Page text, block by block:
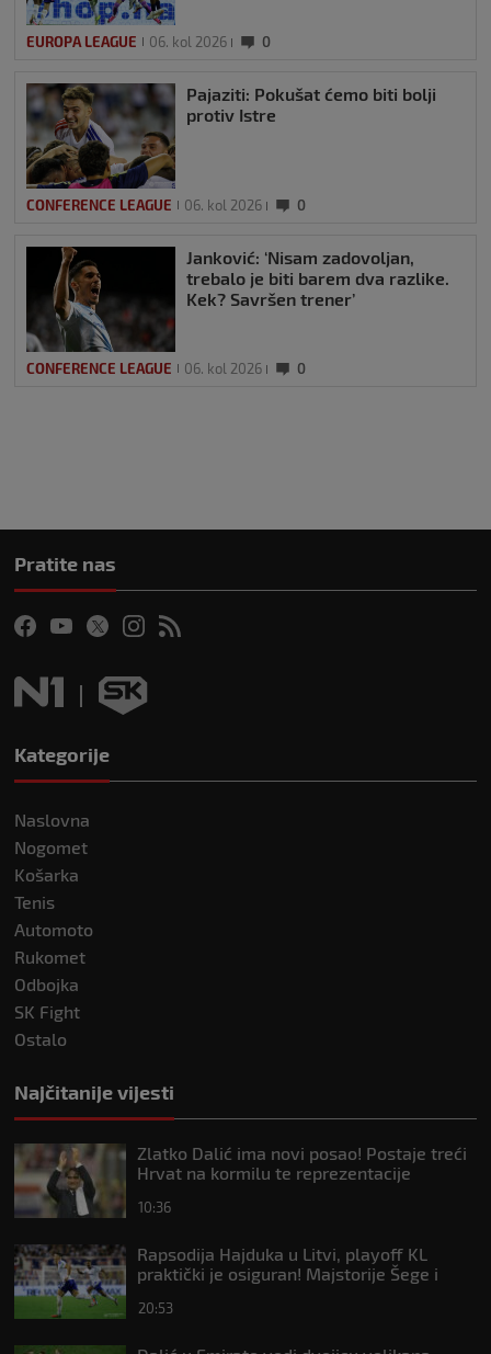
EUROPA LEAGUE 06. kol 2026 0
Pajaziti: Pokušat ćemo biti bolji
protiv Istre
CONFERENCE LEAGUE 06. kol 2026 0
Janković: ‘Nisam zadovoljan,
trebalo je biti barem dva razlike.
Kek? Savršen trener’
CONFERENCE LEAGUE 06. kol 2026 0
Pratite nas
Kategorije
Naslovna
Nogomet
Košarka
Tenis
Automoto
Rukomet
Odbojka
SK Fight
Ostalo
Najčitanije vijesti
Zlatko Dalić ima novi posao! Postaje treći
Hrvat na kormilu te reprezentacije
10:36
Rapsodija Hajduka u Litvi, playoff KL
praktički je osiguran! Majstorije Šege i
20:53